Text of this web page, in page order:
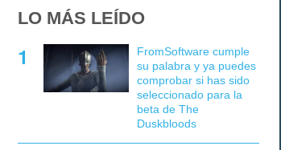
LO MÁS LEÍDO
FromSoftware cumple
su palabra y ya puedes
comprobar si has sido
seleccionado para la
beta de The
Duskbloods